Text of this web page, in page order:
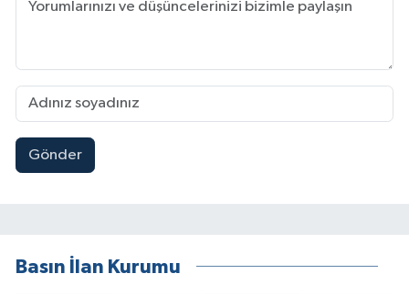
Gönder
Basın İlan Kurumu